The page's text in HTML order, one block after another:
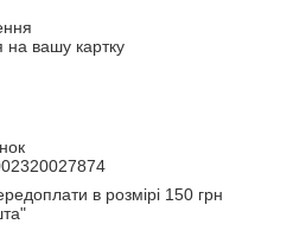
на вашу картку
в розмірі 150 грн